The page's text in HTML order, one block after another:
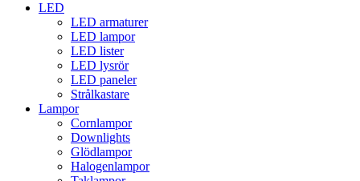
LED
LED armaturer
LED lampor
LED lister
LED lysrör
LED paneler
Strålkastare
Lampor
Cornlampor
Downlights
Glödlampor
Halogenlampor